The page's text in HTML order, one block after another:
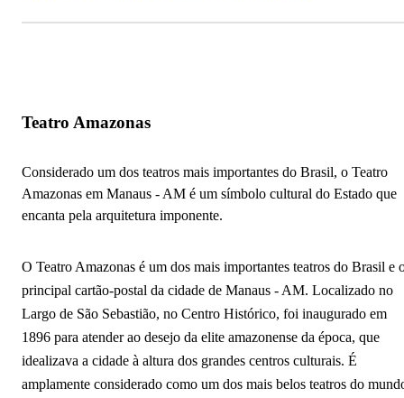
Teatro Amazonas
Considerado um dos teatros mais importantes do Brasil, o Teatro
Amazonas em Manaus - AM é um símbolo cultural do Estado que
encanta pela arquitetura imponente.
O Teatro Amazonas é um dos mais importantes teatros do Brasil e
principal cartão-postal da cidade de Manaus - AM. Localizado no
Largo de São Sebastião, no Centro Histórico, foi inaugurado em
1896 para atender ao desejo da elite amazonense da época, que
idealizava a cidade à altura dos grandes centros culturais. É
amplamente considerado como um dos mais belos teatros do